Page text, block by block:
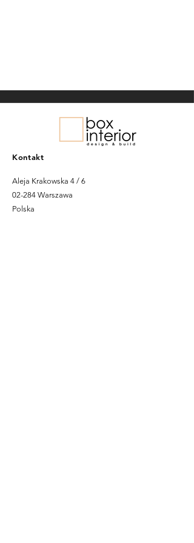
Kontakt
Aleja Krakowska 4 / 6
02-284 Warszawa
Polska